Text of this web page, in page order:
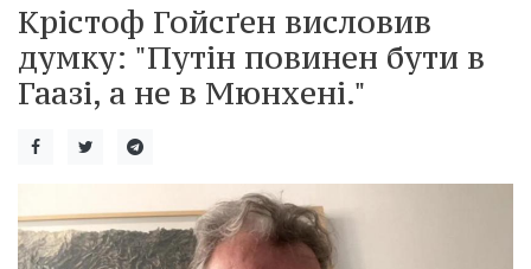
Крістоф Гойсґен висловив
думку: "Путін повинен бути в
Гаазі, а не в Мюнхені."